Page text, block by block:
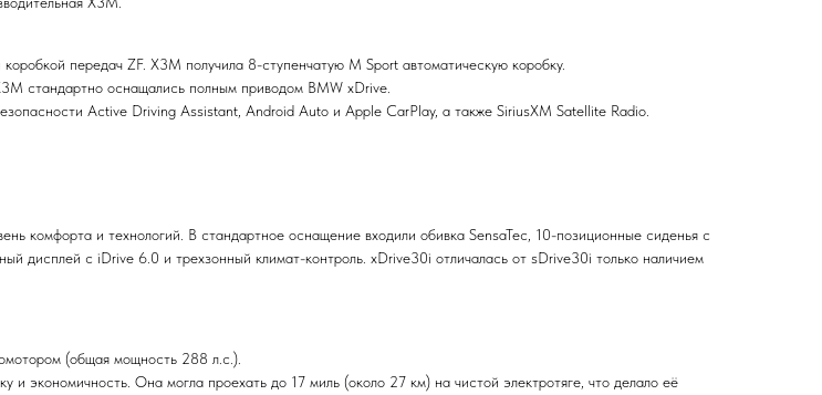
передач ZF. X3M получила 8-ступенчатую M Sport автоматическую коробку.
стандартно оснащались полным приводом BMW xDrive.
Active Driving Assistant, Android Auto и Apple CarPlay, а также SiriusXM Satellite Radio.
комфорта и технологий. В стандартное оснащение входили обивка SensaTec, 10-позиционные сиденья с
дисплей с iDrive 6.0 и трехзонный климат-контроль. xDrive30i отличалась от sDrive30i только наличием
(общая мощность 288 л.с.).
экономичность. Она могла проехать до 17 миль (около 27 км) на чистой электротяге, что делало её